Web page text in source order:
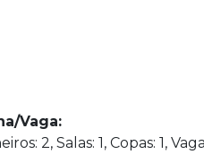
Vaga:
2, Salas: 1, Copas: 1,